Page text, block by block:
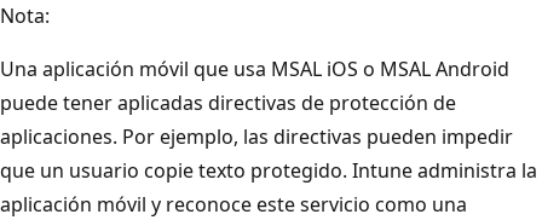
Nota:
Una aplicación móvil que usa MSAL iOS o MSAL Android
puede tener aplicadas directivas de protección de
aplicaciones. Por ejemplo, las directivas pueden impedir
que un usuario copie texto protegido. Intune administra la
aplicación móvil y reconoce este servicio como una